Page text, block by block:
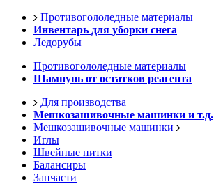
Противогололедные материалы
Инвентарь для уборки снега
Ледорубы
Противогололедные материалы
Шампунь от остатков реагента
Для производства
Мешкозашивочные машинки и т.д.
Мешкозашивочные машинки
Иглы
Швейные нитки
Балансиры
Запчасти